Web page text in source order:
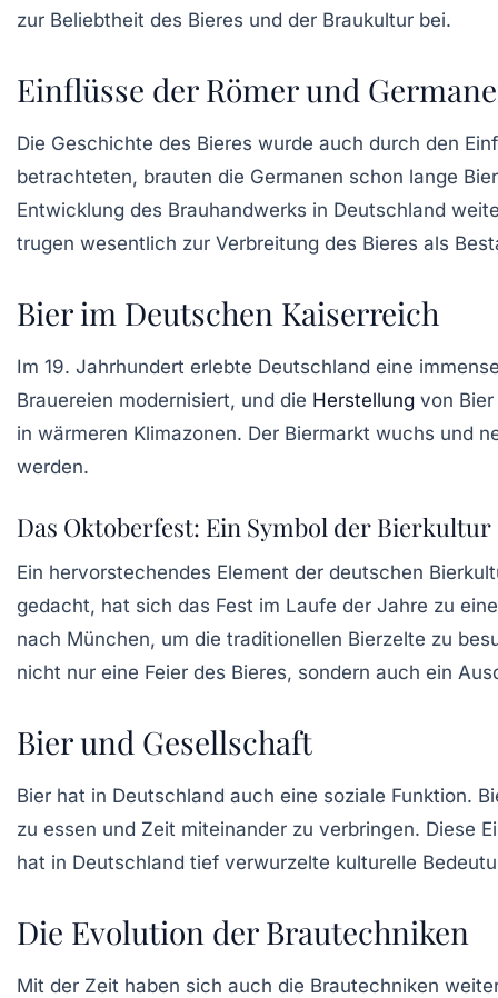
zur Beliebtheit des Bieres und der Braukultur bei.
Einflüsse der Römer und
Die Geschichte des Bieres wurde auch durch den
betrachteten, brauten die Germanen schon lange
Entwicklung des Brauhandwerks in Deutschland
trugen wesentlich zur Verbreitung des Bieres als
Bier im Deutschen Kaiserreich
Im 19. Jahrhundert erlebte Deutschland eine
Brauereien modernisiert, und die Herstellung von
in wärmeren Klimazonen. Der Biermarkt wuchs und
werden.
Das Oktoberfest: Ein Symbol der Bierkultur
Ein hervorstechendes Element der deutschen
gedacht, hat sich das Fest im Laufe der Jahre zu
nach München, um die traditionellen Bierzelte zu
nicht nur eine Feier des Bieres, sondern auch ein
Bier und Gesellschaft
Bier hat in Deutschland auch eine soziale Funktion.
zu essen und Zeit miteinander zu verbringen. Diese
hat in Deutschland tief verwurzelte kulturelle
Die Evolution der Brautechniken
Mit der Zeit haben sich auch die Brautechniken